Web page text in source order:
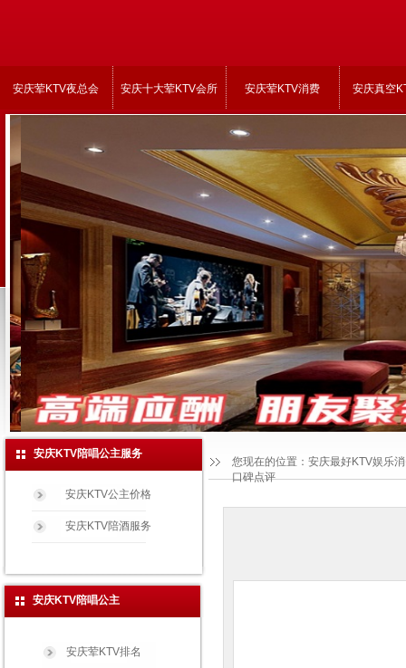
安庆荤KTV夜总会 安庆十大荤KTV会所 安庆荤KTV消费 安庆真空
您现在的位置： 安庆最好KTV娱乐
口碑点评
安庆KTV陪唱公主服务
安庆KTV公主价格
安庆KTV陪酒服务
安庆KTV陪唱公主
安庆荤KTV排名